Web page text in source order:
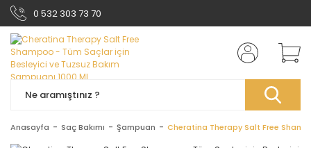
0 532 303 73 70
Anasayfa Saç Bakımı Şampuan Cheratina Therapy Salt Free